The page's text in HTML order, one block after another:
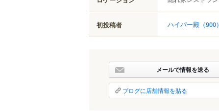
初投稿者 ハイパー殿 （900）
メールで情報を送る
ブログに店舗情報を貼る